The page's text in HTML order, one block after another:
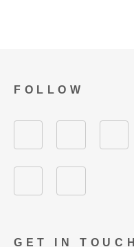
GET IN TOUCH
FOLLOW